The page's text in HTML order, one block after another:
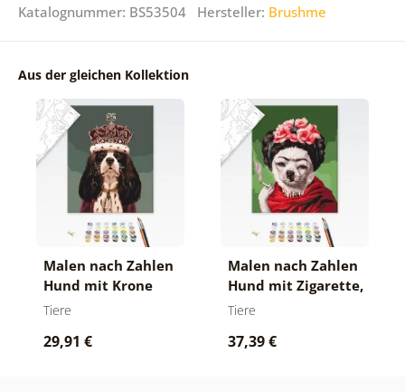
Katalognummer: BS53504 Hersteller: Brushme
Aus der gleichen Kollektion
Malen nach Zahlen
Hund mit Krone
Tiere
29,91 €
Malen nach Zahlen
Hund mit Zigarette,
inspiriert von Frida
Tiere
37,39 €